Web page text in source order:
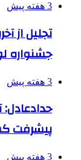
3 هفته پیش
تجلیل از
جشنواره
3 هفته پیش
پیشرفت
3 هفته پیش